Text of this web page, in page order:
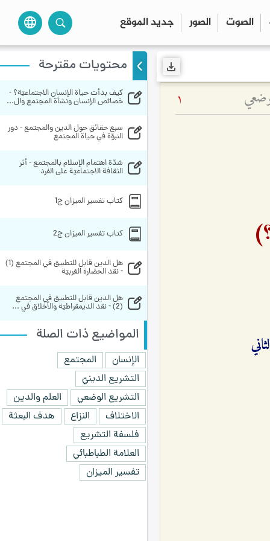
الصوت الصور جديد الموقع language
1
محتويات مقترحة
خصائص الإنسان ونشأة المجتمع وال...
النبوّة في حياة المجتمع
الثقافة الاجتماعيّة على الفرد
کتاب تفسير الميزان ج1
کتاب تفسير الميزان ج2
- نقد الحضارة الغربيّة
(2) - نقد الديمقراطيّة والأخلاق في ...
المواضيع ذات الصلة
الإنسان
المجتمع
التشريع الدينيّ
التشريع الوضعي
العلم والدين
الاختلاف
النزاع
هدف البعثة
فلسفة التشريع
العلامة الطباطبائي
تفسير الميزان